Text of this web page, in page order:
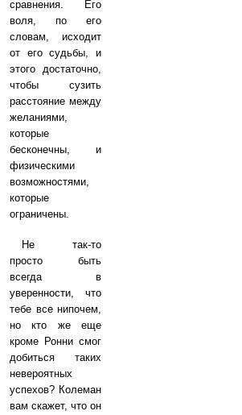
сравнения. Его
воля, по его
словам, исходит
от его судьбы, и
этого достаточно,
чтобы сузить
расстояние между
желаниями,
которые
бесконечны, и
физическими
возможностями,
которые
ограничены.
Не так-то
просто быть
всегда в
уверенности, что
тебе все нипочем,
но кто же еще
кроме Ронни смог
добиться таких
невероятных
успехов? Колеман
вам скажет, что он